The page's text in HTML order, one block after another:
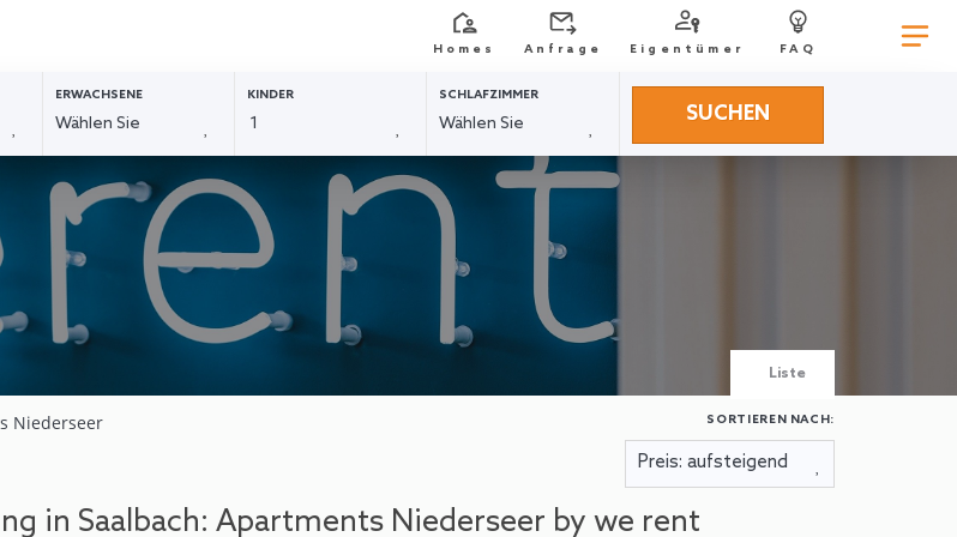
Homes Anfrage Eigentümer FAQ
ERWACHSENE KINDER SCHLAFZIMMER
SUCHEN
Liste
SORTIEREN NACH:
Niederseer
in Saalbach: Apartments Niederseer by we rent